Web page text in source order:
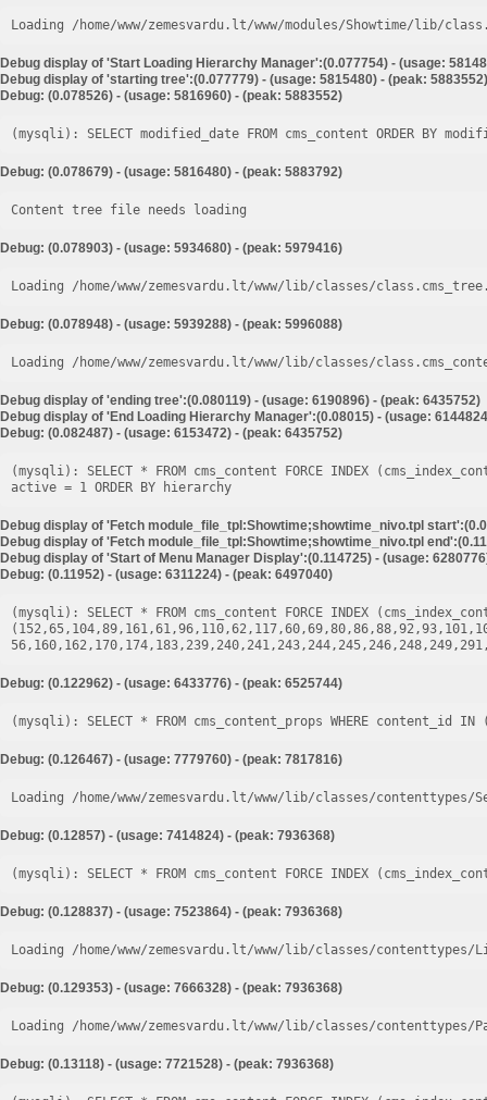
Loading /home/www/zemesvardu.lt/www/modules/Showtime/lib/
Debug display of 'Start Loading Hierarchy Manager':(0.077754) - (usage:
Debug display of 'starting tree':(0.077779) - (usage: 5815480) - (peak: 5883552)
Debug: (0.078526) - (usage: 5816960) - (peak: 5883552)
Debug: (0.078679) - (usage: 5816480) - (peak: 5883792)
Content tree file needs loading
Debug: (0.078903) - (usage: 5934680) - (peak: 5979416)
Loading /home/www/zemesvardu.lt/www/lib/classes/
Debug: (0.078948) - (usage: 5939288) - (peak: 5996088)
Loading /home/www/zemesvardu.lt/www/lib/classes/
Debug display of 'ending tree':(0.080119) - (usage: 6190896) - (peak: 6435752)
Debug display of 'End Loading Hierarchy Manager':(0.08015) - (usage:
Debug: (0.082487) - (usage: 6153472) - (peak: 6435752)
(mysqli): SELECT * FROM cms_content FORCE INDEX
Debug display of 'Fetch module_file_tpl:Showtime;showtime_nivo.tpl
Debug display of 'Fetch module_file_tpl:Showtime;showtime_nivo.tpl
Debug display of 'Start of Menu Manager Display':(0.114725) - (usage:
Debug: (0.11952) - (usage: 6311224) - (peak: 6497040)
(mysqli): SELECT * FROM cms_content FORCE INDEX
Debug: (0.122962) - (usage: 6433776) - (peak: 6525744)
Debug: (0.126467) - (usage: 7779760) - (peak: 7817816)
Loading /home/www/zemesvardu.lt/www/lib/classes/
Debug: (0.12857) - (usage: 7414824) - (peak: 7936368)
Debug: (0.128837) - (usage: 7523864) - (peak: 7936368)
Loading /home/www/zemesvardu.lt/www/lib/classes/
Debug: (0.129353) - (usage: 7666328) - (peak: 7936368)
Loading /home/www/zemesvardu.lt/www/lib/classes/
Debug: (0.13118) - (usage: 7721528) - (peak: 7936368)